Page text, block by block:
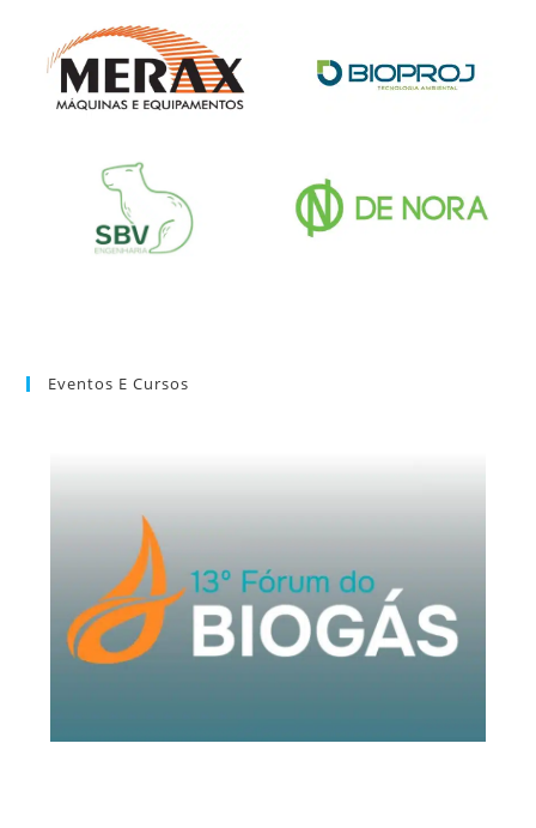
Eventos E Cursos